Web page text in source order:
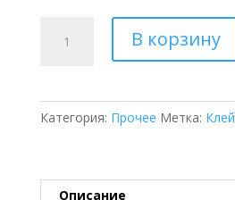
товара
настольного
В корзину
Категория: Прочее Метка: Клей
Описание